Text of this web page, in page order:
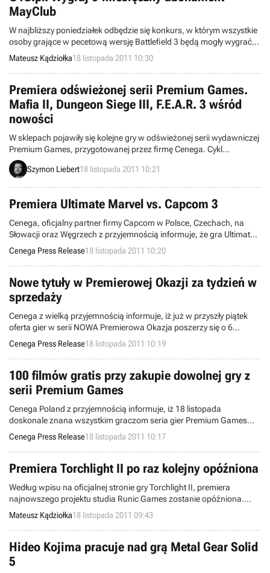
MayClub
W najbliższy poniedziałek odbędzie się konkurs, w którym wszystkie
osoby grające w pecetową wersję Battlefield 3 będą mogły wygrać
trzy 6-miesięczne abonamenty Mayclub. Aby zdobyć nagrody
będziecie musieli uwiecznić śmieszne momenty z udziałem
redaktorów serwisów gry-online.pl i gameplay.pl.
Mateusz Kądziołka18 listopada 2011 10:30
Premiera odświeżonej serii Premium Games.
Mafia II, Dungeon Siege III, F.E.A.R. 3 wśród
nowości
W sklepach pojawiły się kolejne gry w odświeżonej serii wydawniczej
Premium Games, przygotowanej przez firmę Cenega. Cykl
wzbogacił się o nową szatę wizualną i takie hity jak Mafia II,
Dungeon Siege III, F.E.A.R. 3 i NBA 2K11 (każda gra kosztuje 69,99
Szymon Liebert18 listopada 2011 10:21
Premiera Ultimate Marvel vs. Capcom 3
Cenega, oficjalny partner firmy Capcom w Polsce, Czechach, na
Słowacji oraz Węgrzech z przyjemnością informuje, że gra Ultimate
Marvel® vs. Capcom® 3 jest już dostępna w sklepach w całej
Polsce.
Cenega Press Release18 listopada 2011 10:20
Nowe tytuły w Premierowej Okazji za tydzień w
sprzedaży
Cenega z wielką przyjemnością informuje, iż już w przyszły piątek
oferta gier w serii NOWA Premierowa Okazja poszerzy się o 6
tytułów:
Cenega Press Release18 listopada 2011 10:19
100 filmów gratis przy zakupie dowolnej gry z
serii Premium Games
Cenega Poland z przyjemnością informuje, iż 18 listopada
doskonale znana wszystkim graczom seria gier Premium Games
ukaże się w zupełnie nowej odsłonie.
Cenega Press Release18 listopada 2011 10:17
Premiera Torchlight II po raz kolejny opóźniona
Według wpisu na oficjalnej stronie gry Torchlight II, premiera
najnowszego projektu studia Runic Games zostanie opóźniona.
Oznacza to, że drugą grę z serii kolorowych hack'n'slashów
przetestujemy dopiero w 2012 roku.
Mateusz Kądziołka18 listopada 2011 09:43
Hideo Kojima pracuje nad grą Metal Gear Solid
5